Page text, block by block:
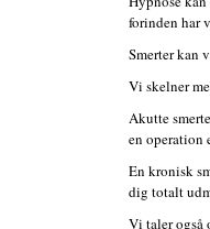
forinden har
Smerter kan
Vi skelner
Akutte
en operation
En kronisk
dig totalt
Vi taler også